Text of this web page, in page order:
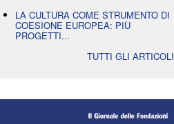
LA CULTURA COME STRUMENTO DI
COESIONE EUROPEA: PIÙ
PROGETTI...
TUTTI GLI ARTICOLI